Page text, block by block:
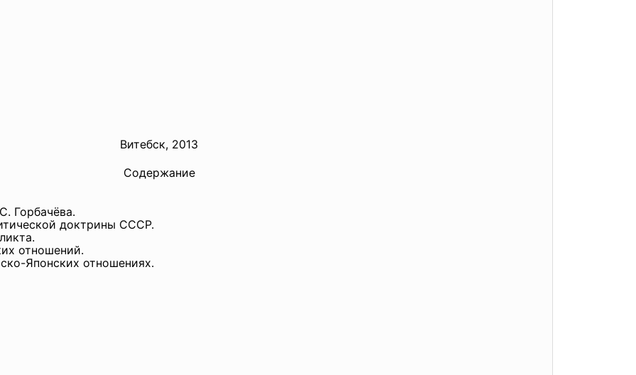
Витебск, 2013
Содержание
Горбачёва.
доктрины СССР.
отношений.
Японских отношениях.